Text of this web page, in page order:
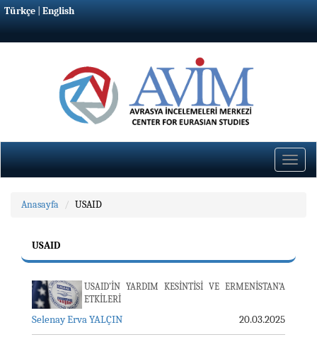
Türkçe English
Toggle
Anasayfa USAID
USAID
USAID’İN YARDIM KESİNTİSİ VE ERMENİSTAN’A
ETKİLERİ
Selenay Erva YALÇIN 20.03.2025